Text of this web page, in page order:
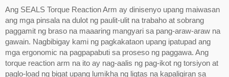
Ang SEALS Torque Reaction Arm ay dinisenyo upang maiwasan
ang mga pinsala na dulot ng paulit-ulit na trabaho at sobrang
paggamit ng braso na maaaring mangyari sa pang-araw-araw na
gawain. Nagbibigay kami ng pagkakataon upang ipatupad ang
mga ergonomic na pagpapabuti sa proseso ng paggawa. Ang
torque reaction arm na ito ay nag-aalis ng pag-ikot ng torsiyon at
paglo-load ng bigat upang lumikha ng ligtas na kapaligiran sa